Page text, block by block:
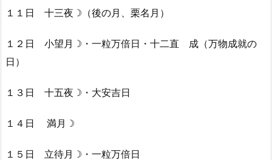
１１日 十三夜☽（後の月、栗名月）
１２日 小望月☽・一粒万倍日・十二直 成（万物成就の
日）
１３日 十五夜☽・大安吉日
１４日 満月☽
１５日 立待月☽・一粒万倍日